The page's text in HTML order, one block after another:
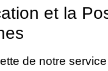
et la
de notre